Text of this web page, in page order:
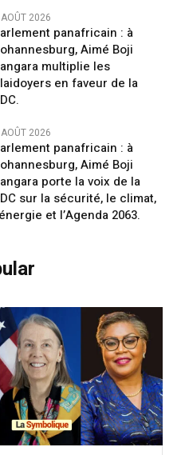
2026
panafricain : à
Aimé Boji
multiplie les
en faveur de la
2026
panafricain : à
Aimé Boji
porte la voix de la
sur la sécurité, le climat,
et l’Agenda 2063.